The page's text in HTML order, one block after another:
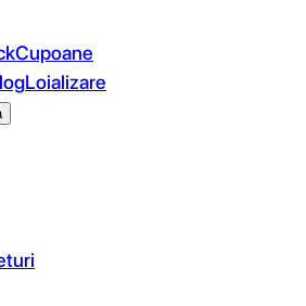
Cupoane
Loializare